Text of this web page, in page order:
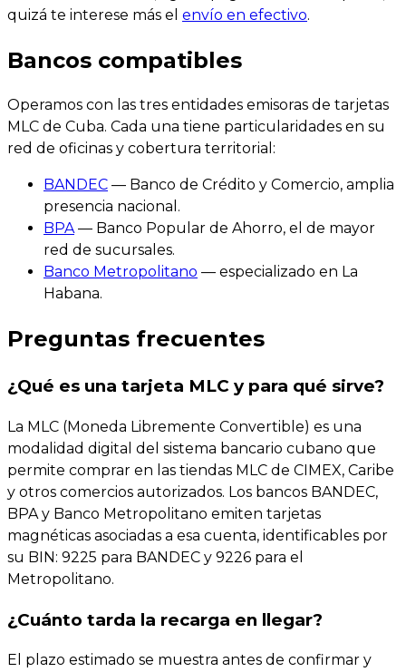
quizá te interese más el envío en efectivo.
Bancos compatibles
Operamos con las tres entidades emisoras de tarjetas
MLC de Cuba. Cada una tiene particularidades en su
red de oficinas y cobertura territorial:
BANDEC — Banco de Crédito y Comercio, amplia
presencia nacional.
BPA — Banco Popular de Ahorro, el de mayor
red de sucursales.
Banco Metropolitano — especializado en La
Habana.
Preguntas frecuentes
¿Qué es una tarjeta MLC y para qué sirve?
La MLC (Moneda Libremente Convertible) es una
modalidad digital del sistema bancario cubano que
permite comprar en las tiendas MLC de CIMEX, Caribe
y otros comercios autorizados. Los bancos BANDEC,
BPA y Banco Metropolitano emiten tarjetas
magnéticas asociadas a esa cuenta, identificables por
su BIN: 9225 para BANDEC y 9226 para el
Metropolitano.
¿Cuánto tarda la recarga en llegar?
El plazo estimado se muestra antes de confirmar y